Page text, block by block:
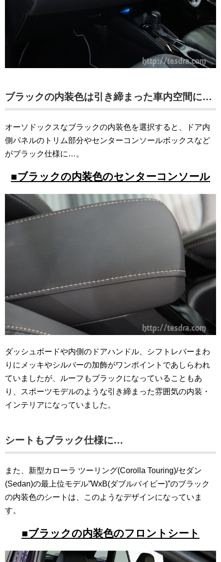
ブラックの内装色は引き締まった車内空間に…
オーソドックスなブラックの内装色を選択すると、ドア内
側パネルのトリム部分やセンターコンソールボックスなど
がブラック仕様に…。
■ブラックの内装色のセンターコンソール
ダッシュボードや内側のドアハンドル、シフトレバーまわ
りにメッキやシルバーの加飾がワンポイントであしらわれ
ていましたが、ルーフもブラックになっていることもあ
り、スポーツモデルのような引き締まった雰囲気の内装・
インテリアになっていました。
シートもブラック仕様に…
また、新型カローラ ツーリング(Corolla Touring)/セダン
(Sedan)の最上位モデル”WxB(ダブルバイビー)”のブラック
の内装色のシートは、このようなデザインになっていま
す。
■ブラックの内装色のフロントシート